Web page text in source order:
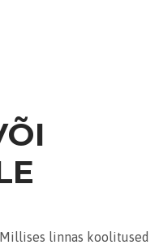
linnas koolitused